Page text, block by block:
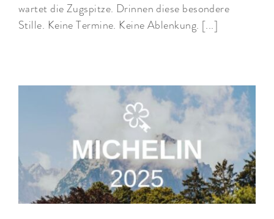
wartet die Zugspitze. Drinnen diese besondere
Stille. Keine Termine. Keine Ablenkung. [...]